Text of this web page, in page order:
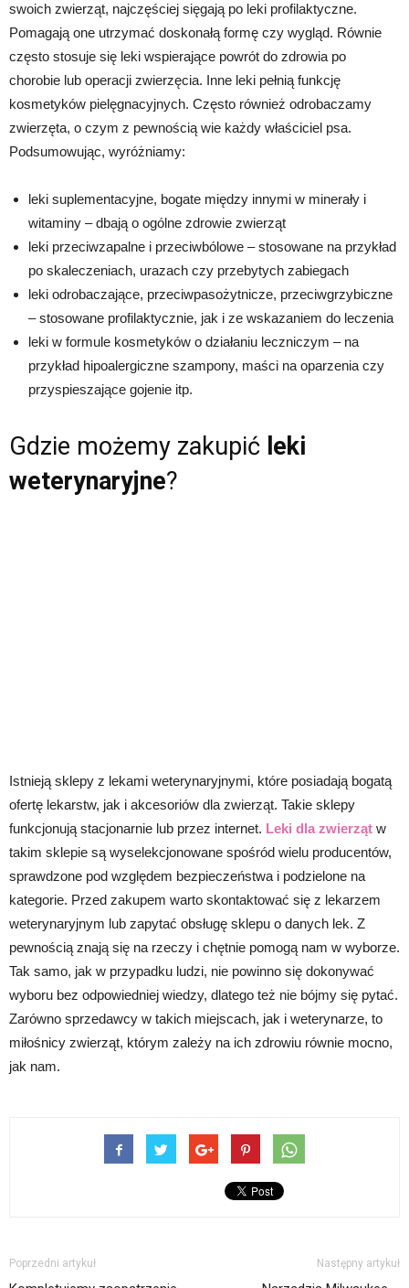
swoich zwierząt, najczęściej sięgają po leki profilaktyczne.
Pomagają one utrzymać doskonałą formę czy wygląd. Równie
często stosuje się leki wspierające powrót do zdrowia po
chorobie lub operacji zwierzęcia. Inne leki pełnią funkcję
kosmetyków pielęgnacyjnych. Często również odrobaczamy
zwierzęta, o czym z pewnością wie każdy właściciel psa.
Podsumowując, wyróżniamy:
leki suplementacyjne, bogate między innymi w minerały i
witaminy – dbają o ogólne zdrowie zwierząt
leki przeciwzapalne i przeciwbólowe – stosowane na przykład
po skaleczeniach, urazach czy przebytych zabiegach
leki odrobaczające, przeciwpasożytnicze, przeciwgrzybiczne
– stosowane profilaktycznie, jak i ze wskazaniem do leczenia
leki w formule kosmetyków o działaniu leczniczym – na
przykład hipoalergiczne szampony, maści na oparzenia czy
przyspieszające gojenie itp.
Gdzie możemy zakupić leki
weterynaryjne?
Istnieją sklepy z lekami weterynaryjnymi, które posiadają bogatą
ofertę lekarstw, jak i akcesoriów dla zwierząt. Takie sklepy
funkcjonują stacjonarnie lub przez internet. Leki dla zwierząt w
takim sklepie są wyselekcjonowane spośród wielu producentów,
sprawdzone pod względem bezpieczeństwa i podzielone na
kategorie. Przed zakupem warto skontaktować się z lekarzem
weterynaryjnym lub zapytać obsługę sklepu o danych lek. Z
pewnością znają się na rzeczy i chętnie pomogą nam w wyborze.
Tak samo, jak w przypadku ludzi, nie powinno się dokonywać
wyboru bez odpowiedniej wiedzy, dlatego też nie bójmy się pytać.
Zarówno sprzedawcy w takich miejscach, jak i weterynarze, to
miłośnicy zwierząt, którym zależy na ich zdrowiu równie mocno,
jak nam.
Poprzedni artykuł Następny artykuł